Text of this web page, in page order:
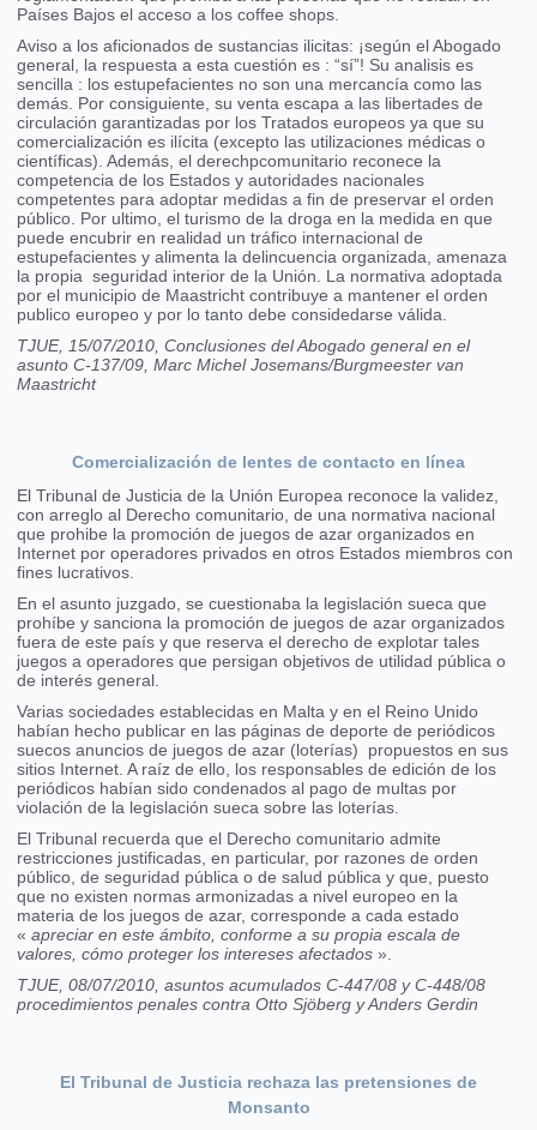
Países Bajos el acceso a los coffee shops.
Aviso a los aficionados de sustancias ilicitas: ¡según el Abogado
general, la respuesta a esta cuestión es : “sí”! Su analisis es
sencilla : los estupefacientes no son una mercancía como las
demás. Por consiguiente, su venta escapa a las libertades de
circulación garantizadas por los Tratados europeos ya que su
comercialización es ilícita (excepto las utilizaciones médicas o
científicas). Además, el derechpcomunitario reconece la
competencia de los Estados y autoridades nacionales
competentes para adoptar medidas a fin de preservar el orden
público. Por ultimo, el turismo de la droga en la medida en que
puede encubrir en realidad un tráfico internacional de
estupefacientes y alimenta la delincuencia organizada, amenaza
la propia seguridad interior de la Unión. La normativa adoptada
por el municipio de Maastricht contribuye a mantener el orden
publico europeo y por lo tanto debe considedarse válida.
TJUE, 15/07/2010, Conclusiones del Abogado general en el
asunto C-137/09, Marc Michel Josemans/Burgmeester van
Maastricht
Comercialización de lentes de contacto en línea
El Tribunal de Justicia de la Unión Europea reconoce la validez,
con arreglo al Derecho comunitario, de una normativa nacional
que prohibe la promoción de juegos de azar organizados en
Internet por operadores privados en otros Estados miembros con
fines lucrativos.
En el asunto juzgado, se cuestionaba la legislación sueca que
prohíbe y sanciona la promoción de juegos de azar organizados
fuera de este país y que reserva el derecho de explotar tales
juegos a operadores que persigan objetivos de utilidad pública o
de interés general.
Varias sociedades establecidas en Malta y en el Reino Unido
habían hecho publicar en las páginas de deporte de periódicos
suecos anuncios de juegos de azar (loterías) propuestos en sus
sitios Internet. A raíz de ello, los responsables de edición de los
periódicos habían sido condenados al pago de multas por
violación de la legislación sueca sobre las loterías.
El Tribunal recuerda que el Derecho comunitario admite
restricciones justificadas, en particular, por razones de orden
público, de seguridad pública o de salud pública y que, puesto
que no existen normas armonizadas a nivel europeo en la
materia de los juegos de azar, corresponde a cada estado
«apreciar en este ámbito, conforme a su propia escala de
valores, cómo proteger los intereses afectados ».
TJUE, 08/07/2010, asuntos acumulados C-447/08 y C-448/08
procedimientos penales contra Otto Sjöberg y Anders Gerdin
El Tribunal de Justicia rechaza las pretensiones de
Monsanto